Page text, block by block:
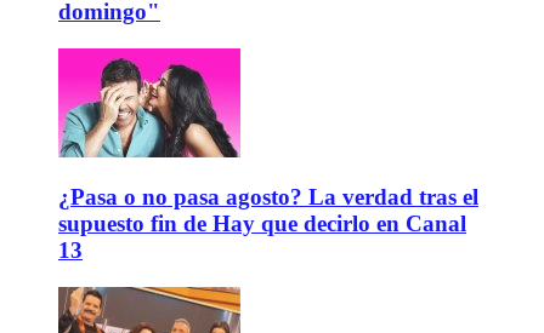
domingo"
¿Pasa o no pasa agosto? La verdad tras el
supuesto fin de Hay que decirlo en Canal
13